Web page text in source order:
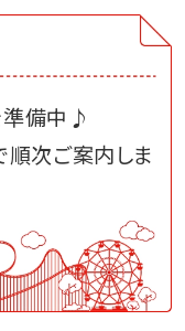
準備中♪
順次ご案内しま